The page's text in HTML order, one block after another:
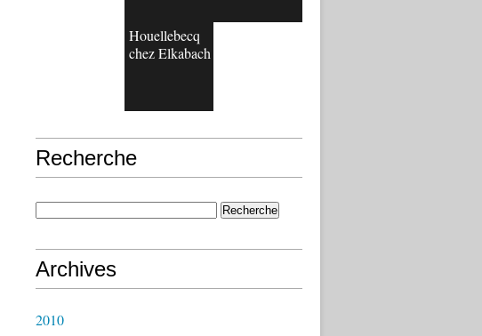
Houellebecq
chez Elkabach
Recherche
Archives
2010